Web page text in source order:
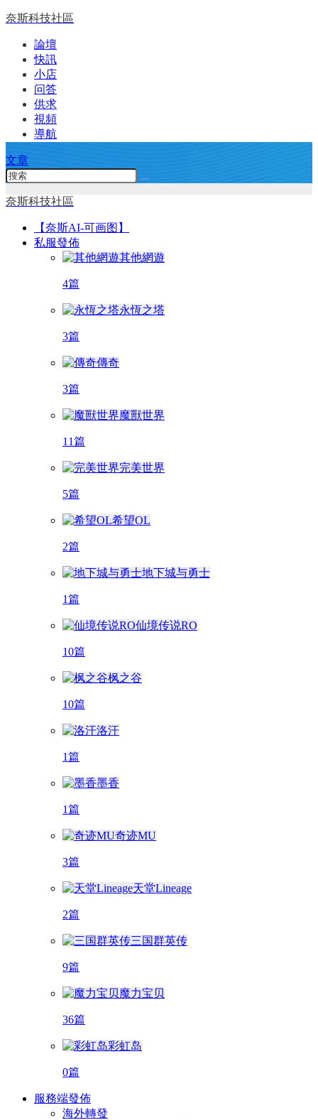
奈斯科技社區
論壇
快訊
小店
问答
供求
視頻
導航
文章
奈斯科技社區
【奈斯AI-可画图】
私服發佈
其他網遊
4篇
永恆之塔
3篇
傳奇
3篇
魔獸世界
11篇
完美世界
5篇
希望OL
2篇
地下城与勇士
1篇
仙境传说RO
10篇
枫之谷
10篇
洛汗
1篇
墨香
1篇
奇迹MU
3篇
天堂Lineage
2篇
三国群英传
9篇
魔力宝贝
36篇
彩虹岛
0篇
服務端發佈
海外轉發